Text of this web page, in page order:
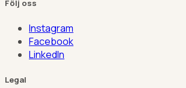
Följ oss
Instagram
Facebook
LinkedIn
Legal